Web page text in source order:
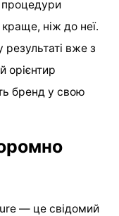
ніж до неї.
вже з
орієнтир
бренд у свою
— це свідомий